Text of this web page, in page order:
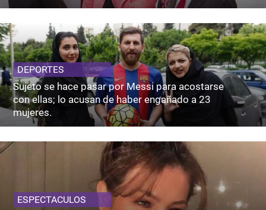
DEPORTES
Sujeto se hace pasar por Messi para acostarse
con ellas; lo acusan de haber engañado a 23
mujeres.
ESPECTACULOS